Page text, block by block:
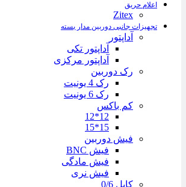
اعلام حریق
Zitex
تجهیزات جانبی دوربین مدار بسته
آداپتور
آداپتور تکی
آداپتور مرکزی
رک دوربین
رک 4 یونیت
رک 6 یونیت
کم باکس
12*12
15*15
فیش دوربین
فیش BNC
فیش مادگی
فیش نری
کابل 0/6